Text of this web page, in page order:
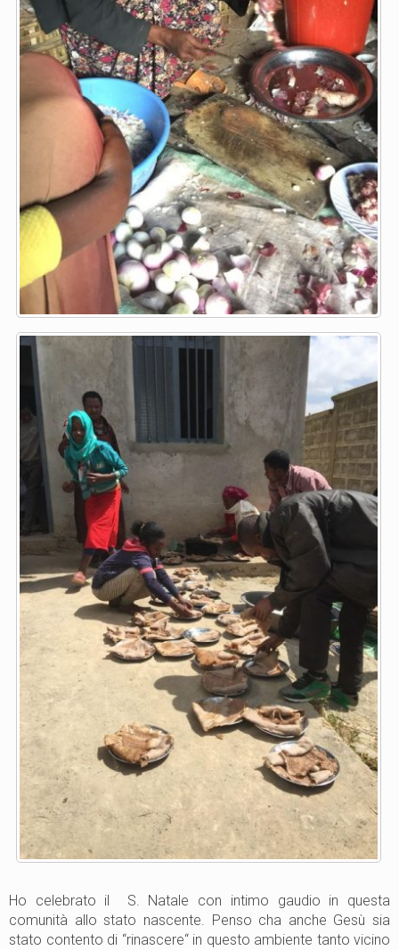
Ho celebrato il S. Natale con intimo gaudio in questa
comunità allo stato nascente. Penso cha anche Gesù sia
stato contento di “rinascere“ in questo ambiente tanto vicino